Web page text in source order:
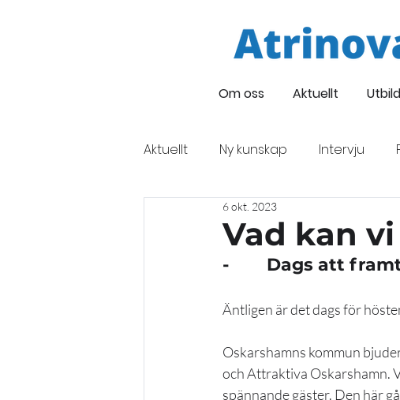
Om oss Aktuellt
Aktuellt Ny kunskap Intervju
Företagsintervju
Evenemang
Vad kan
6 okt. 2023
-        Dags att
Äntligen är det dags för
Oskarshamns kommun
och Attraktiva Oskarshamn.
spännande gäster. Den här